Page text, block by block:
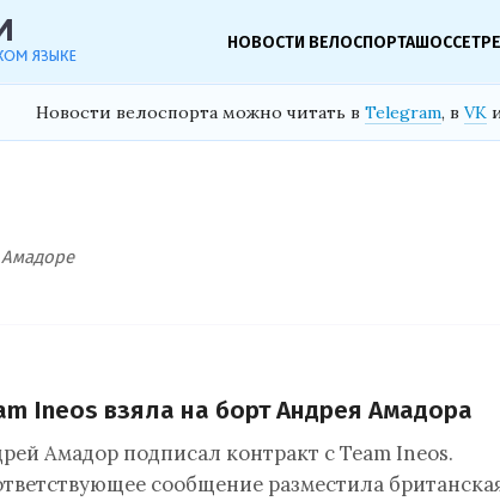
НОВОСТИ ВЕЛОСПОРТАШОССЕ
Новости велоспорта можно читать в Telegram, в VK
Ineos взяла на борт Андрея Амадора
Амадор подписал контракт с Team Ineos.
сообщение разместила